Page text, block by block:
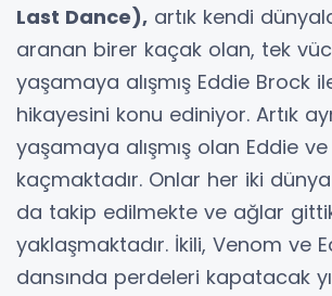
Last Dance), artık kendi
aranan birer kaçak olan, tek
yaşamaya alışmış Eddie Brock
hikayesini konu ediniyor. Artık
yaşamaya alışmış olan Eddie
kaçmaktadır. Onlar her iki
da takip edilmekte ve ağlar
yaklaşmaktadır. İkili, Venom ve
dansında perdeleri kapatacak